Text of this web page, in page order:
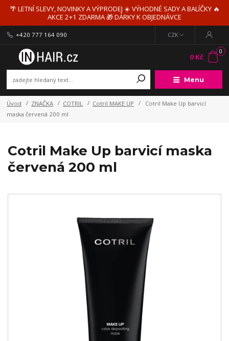
🌴 LETNÍ SLEVY, NOVINKY A VÝPRODEJ ☀️ VÝHODNÉ SADY A BALÍČKY 🔥
AKCE 2+1 ZDARMA 🎁 DÁRKY K OBJEDNÁVCE
Menu
CZK
+420 777 164 090
0
0 Kč
Úvod ZNAČKA COTRIL Cotril MAKE UP
Cotril Make Up barvicí
maska červená 200 ml
Cotril Make Up barvicí maska
červená 200 ml